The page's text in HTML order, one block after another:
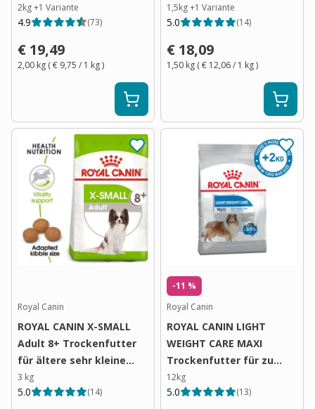
Hunderassen
2kg+1 Variante
4.9 (73)
€ 19,49
2,00 kg (€ 9,75 / 1 kg)
1,5kg+1 Variante
5.0 (14)
€ 18,09
1,50 kg (€ 12,06/ 1 kg)
Royal Canin
ROYAL CANIN X-SMALL
Adult 8+ Trockenfutter
für ältere sehr kleine
Hunde
3 kg
5.0 (14)
-11 %
Royal Canin
ROYAL CANIN LIGHT
WEIGHT CARE MAXI
Trockenfutter für zu
Übergewicht neigenden
Hunden
12kg
5.0 (13)